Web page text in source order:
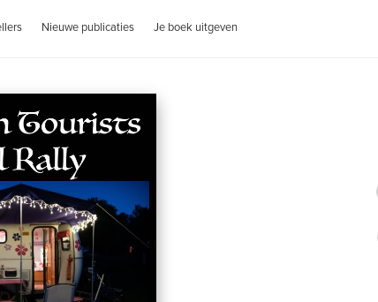
Nieuwe publicaties Je boek uitgeven